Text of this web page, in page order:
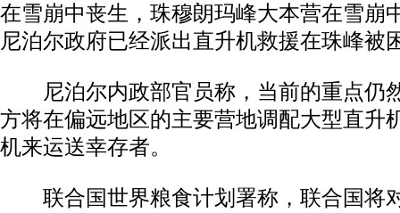
在雪崩中丧生，珠穆朗玛峰大本营在雪崩
尼泊尔政府已经派出直升机救援在珠峰被
尼泊尔内政部官员称，当前的重点仍
方将在偏远地区的主要营地调配大型直升
机来运送幸存者。
联合国世界粮食计划署称，联合国将